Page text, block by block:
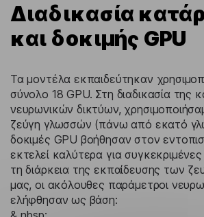
Διαδικασία
και δοκιμής GPU
Τα μοντέλα εκπαιδεύτηκαν
σύνολο 18 GPU. Στη διαδικασία της
νευρωνικών δικτύων,
ζεύγη γλωσσών (πάνω από εκατό
δοκιμές GPU βοήθησαν στον
εκτελεί καλύτερα για
τη διάρκεια της εκπαίδευσης των
μας, οι ακόλουθες παράμετροι
ελήφθησαν ως βάση: